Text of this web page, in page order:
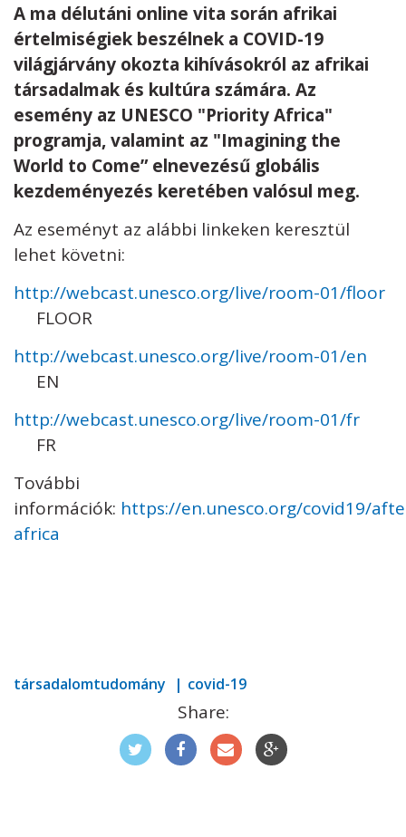
A ma délutáni online vita során afrikai
értelmiségiek beszélnek a COVID-19
világjárvány okozta kihívásokról az afrikai
társadalmak és kultúra számára. Az
esemény az UNESCO "Priority Africa"
programja, valamint az "Imagining the
World to Come” elnevezésű globális
kezdeményezés keretében valósul meg.
Az eseményt az alábbi linkeken keresztül
lehet követni:
http://webcast.unesco.org/live/room-01/floor
FLOOR
http://webcast.unesco.org/live/room-01/en
EN
http://webcast.unesco.org/live/room-01/fr
FR
További
információk: https://en.unesco.org/covid19/
africa
társadalomtudomány covid-19
Share: